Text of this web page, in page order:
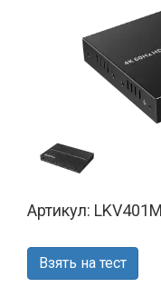
Артикул:
Взять на тест